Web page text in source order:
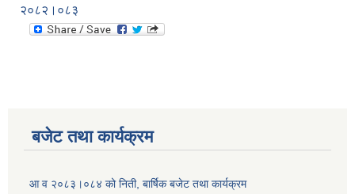
२०८२।०८३
बजेट तथा कार्यक्रम
आ व २०८३।०८४ को निती, बार्षिक बजेट तथा कार्यक्रम